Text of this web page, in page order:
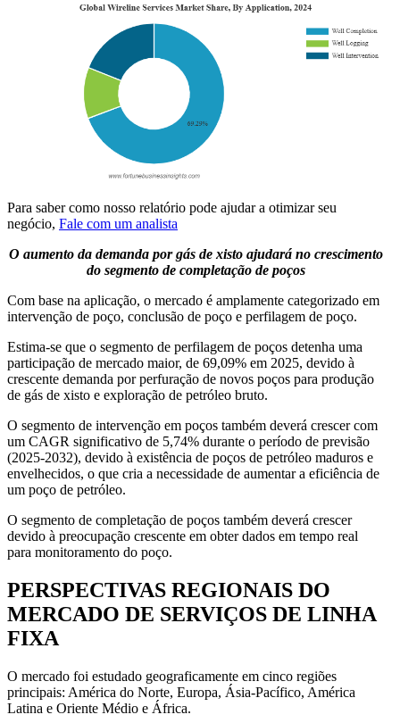
Para saber como nosso relatório pode ajudar a otimizar seu
negócio, Fale com um analista
O aumento da demanda por gás de xisto ajudará no crescimento
do segmento de completação de poços
Com base na aplicação, o mercado é amplamente categorizado em
intervenção de poço, conclusão de poço e perfilagem de poço.
Estima-se que o segmento de perfilagem de poços detenha uma
participação de mercado maior, de 69,09% em 2025, devido à
crescente demanda por perfuração de novos poços para produção
de gás de xisto e exploração de petróleo bruto.
O segmento de intervenção em poços também deverá crescer com
um CAGR significativo de 5,74% durante o período de previsão
(2025-2032), devido à existência de poços de petróleo maduros e
envelhecidos, o que cria a necessidade de aumentar a eficiência de
um poço de petróleo.
O segmento de completação de poços também deverá crescer
devido à preocupação crescente em obter dados em tempo real
para monitoramento do poço.
PERSPECTIVAS REGIONAIS DO
MERCADO DE SERVIÇOS DE LINHA
FIXA
O mercado foi estudado geograficamente em cinco regiões
principais: América do Norte, Europa, Ásia-Pacífico, América
Latina e Oriente Médio e África.